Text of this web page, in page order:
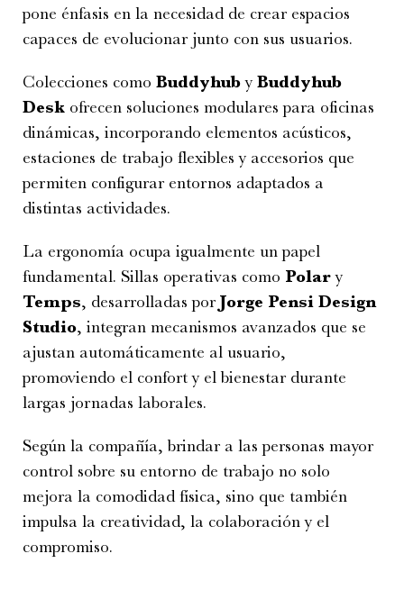
pone énfasis en la necesidad de crear espacios
capaces de evolucionar junto con sus usuarios.
Colecciones como Buddyhuby Buddyhub
Desk ofrecen soluciones modulares para oficinas
dinámicas, incorporando elementos acústicos,
estaciones de trabajo flexibles y accesorios que
permiten configurar entornos adaptados a
distintas actividades.
La ergonomía ocupa igualmente un papel
fundamental. Sillas operativas como Polary
Temps, desarrolladas por Jorge Pensi Design
Studio, integran mecanismos avanzados que se
ajustan automáticamente al usuario,
promoviendo el confort y el bienestar durante
largas jornadas laborales.
Según la compañía, brindar a las personas mayor
control sobre su entorno de trabajo no solo
mejora la comodidad física, sino que también
impulsa la creatividad, la colaboración y el
compromiso.